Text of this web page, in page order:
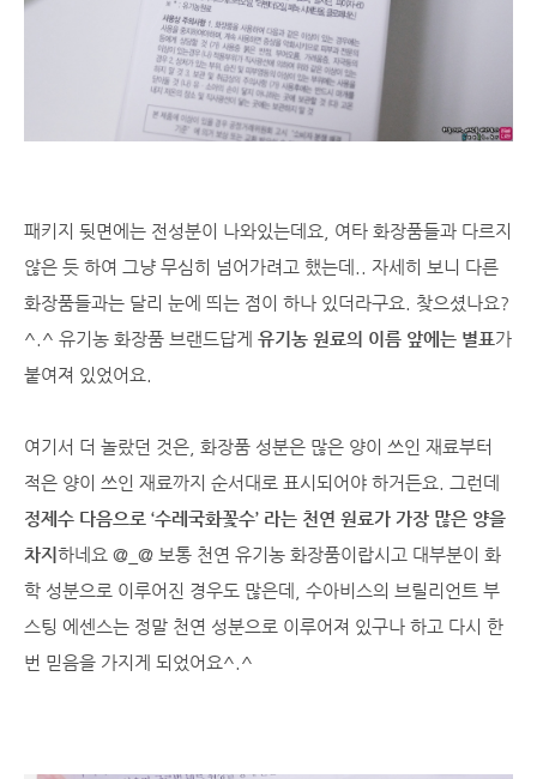
패키지 뒷면에는 전성분이 나와있는데요, 여타 화장품들과 다르지
않은 듯 하여 그냥 무심히 넘어가려고 했는데.. 자세히 보니 다른
화장품들과는 달리 눈에 띄는 점이 하나 있더라구요. 찾으셨나요?
^.^ 유기농 화장품 브랜드답게 유기농 원료의 이름 앞에는 별표가
붙여져 있었어요.
여기서 더 놀랐던 것은, 화장품 성분은 많은 양이 쓰인 재료부터
적은 양이 쓰인 재료까지 순서대로 표시되어야 하거든요. 그런데
정제수 다음으로 ‘수레국화꽃수’ 라는 천연 원료가 가장 많은 양을
차지 하네요 @_@ 보통 천연 유기농 화장품이랍시고 대부분이 화
학 성분으로 이루어진 경우도 많은데, 수아비스의 브릴리언트 부
스팅 에센스는 정말 천연 성분으로 이루어져 있구나 하고 다시 한
번 믿음을 가지게 되었어요^.^